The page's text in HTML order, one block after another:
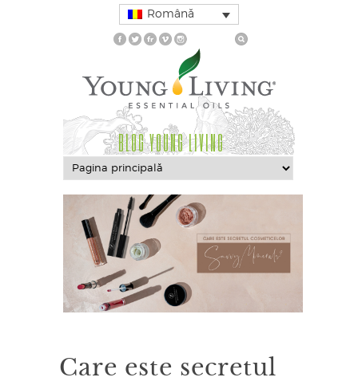
Română
BLOG YOUNG LIVING
Care este secretul